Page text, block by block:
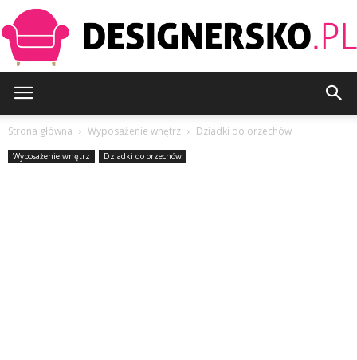
Strona główna Wyposażenie wnętrz Dziadki do orzechów
Wyposażenie wnętrz Dziadki do orzechów